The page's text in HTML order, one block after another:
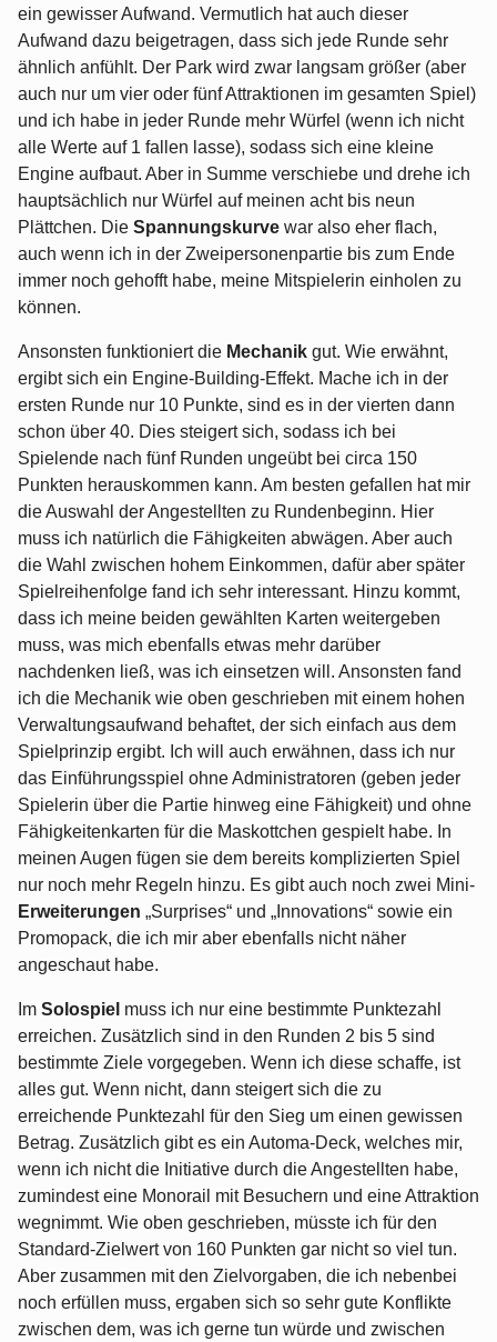
ein gewisser Aufwand. Vermutlich hat auch dieser
Aufwand dazu beigetragen, dass sich jede Runde sehr
ähnlich anfühlt. Der Park wird zwar langsam größer (aber
auch nur um vier oder fünf Attraktionen im gesamten Spiel)
und ich habe in jeder Runde mehr Würfel (wenn ich nicht
alle Werte auf 1 fallen lasse), sodass sich eine kleine
Engine aufbaut. Aber in Summe verschiebe und drehe ich
hauptsächlich nur Würfel auf meinen acht bis neun
Plättchen. Die Spannungskurve war also eher flach,
auch wenn ich in der Zweipersonenpartie bis zum Ende
immer noch gehofft habe, meine Mitspielerin einholen zu
können.
Ansonsten funktioniert die Mechanik gut. Wie erwähnt,
ergibt sich ein Engine-Building-Effekt. Mache ich in der
ersten Runde nur 10 Punkte, sind es in der vierten dann
schon über 40. Dies steigert sich, sodass ich bei
Spielende nach fünf Runden ungeübt bei circa 150
Punkten herauskommen kann. Am besten gefallen hat mir
die Auswahl der Angestellten zu Rundenbeginn. Hier
muss ich natürlich die Fähigkeiten abwägen. Aber auch
die Wahl zwischen hohem Einkommen, dafür aber später
Spielreihenfolge fand ich sehr interessant. Hinzu kommt,
dass ich meine beiden gewählten Karten weitergeben
muss, was mich ebenfalls etwas mehr darüber
nachdenken ließ, was ich einsetzen will. Ansonsten fand
ich die Mechanik wie oben geschrieben mit einem hohen
Verwaltungsaufwand behaftet, der sich einfach aus dem
Spielprinzip ergibt. Ich will auch erwähnen, dass ich nur
das Einführungsspiel ohne Administratoren (geben jeder
Spielerin über die Partie hinweg eine Fähigkeit) und ohne
Fähigkeitenkarten für die Maskottchen gespielt habe. In
meinen Augen fügen sie dem bereits komplizierten Spiel
nur noch mehr Regeln hinzu. Es gibt auch noch zwei Mini-
Erweiterungen „Surprises“ und „Innovations“ sowie ein
Promopack, die ich mir aber ebenfalls nicht näher
angeschaut habe.
Im Solospiel muss ich nur eine bestimmte Punktezahl
erreichen. Zusätzlich sind in den Runden 2 bis 5 sind
bestimmte Ziele vorgegeben. Wenn ich diese schaffe, ist
alles gut. Wenn nicht, dann steigert sich die zu
erreichende Punktezahl für den Sieg um einen gewissen
Betrag. Zusätzlich gibt es ein Automa-Deck, welches mir,
wenn ich nicht die Initiative durch die Angestellten habe,
zumindest eine Monorail mit Besuchern und eine Attraktion
wegnimmt. Wie oben geschrieben, müsste ich für den
Standard-Zielwert von 160 Punkten gar nicht so viel tun.
Aber zusammen mit den Zielvorgaben, die ich nebenbei
noch erfüllen muss, ergaben sich so sehr gute Konflikte
zwischen dem, was ich gerne tun würde und zwischen